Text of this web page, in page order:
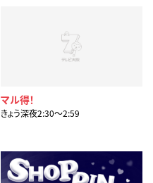
マル得！
きょう深夜2:30〜2:59